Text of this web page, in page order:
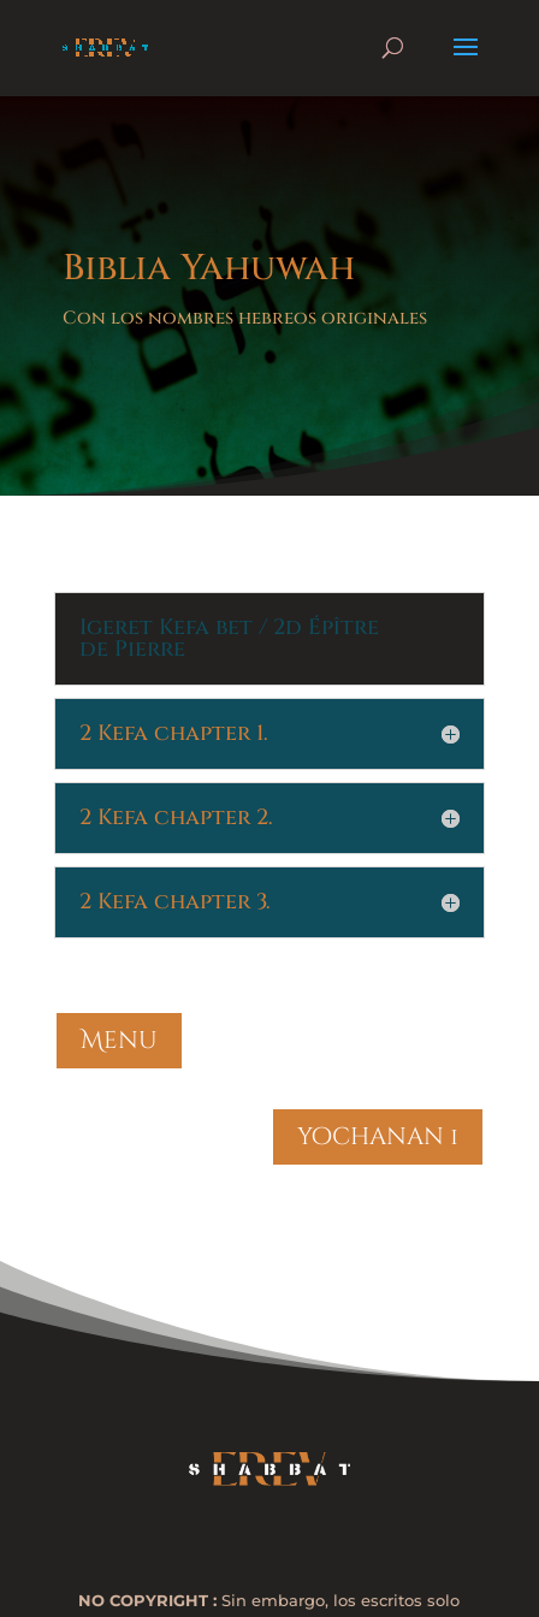
Biblia Yahuwah
Con los nombres hebreos originales
Igeret Kefa bet / 2d Épître
de Pierre
2 Kefa chapter 1.
2 Kefa chapter 2.
2 Kefa chapter 3.
Menu
yochanan 1
NO COPYRIGHT :Sin embargo, los escritos solo